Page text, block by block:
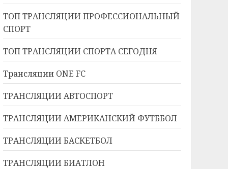
ТОП ТРАНСЛЯЦИИ ПРОФЕССИОНАЛЬНЫЙ
СПОРТ
ТОП ТРАНСЛЯЦИИ СПОРТА СЕГОДНЯ
Трансляции ONE FC
ТРАНСЛЯЦИИ АВТОСПОРТ
ТРАНСЛЯЦИИ АМЕРИКАНСКИЙ ФУТББОЛ
ТРАНСЛЯЦИИ БАСКЕТБОЛ
ТРАНСЛЯЦИИ БИАТЛОН